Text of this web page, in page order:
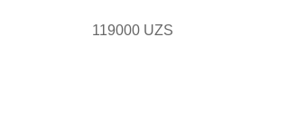
119000 UZS